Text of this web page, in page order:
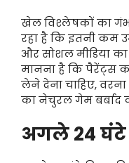
खेल विश्लेषकों का
रहा है कि इतनी कम
और सोशल मीडिया का
मानना है कि पैरेंट्स
लेने देना चाहिए,
का नेचुरल गेम बर्बाद
अगले 24 घंटे